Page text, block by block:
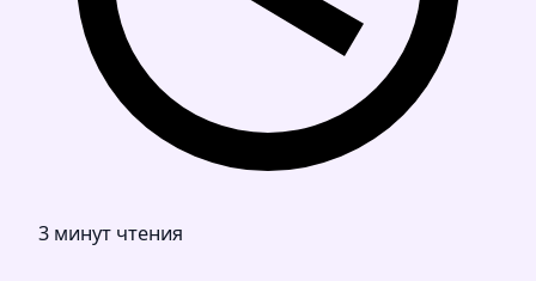
3 минут чтения